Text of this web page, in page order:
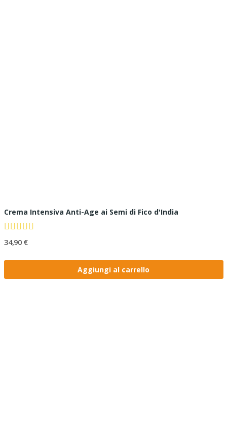
Crema Intensiva Anti-Age ai Semi di Fico d'India
34,90 €
Aggiungi al carrello